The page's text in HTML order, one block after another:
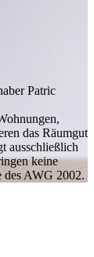
Patric
das Räumgut
ausschließlich
keine
des AWG 2002.